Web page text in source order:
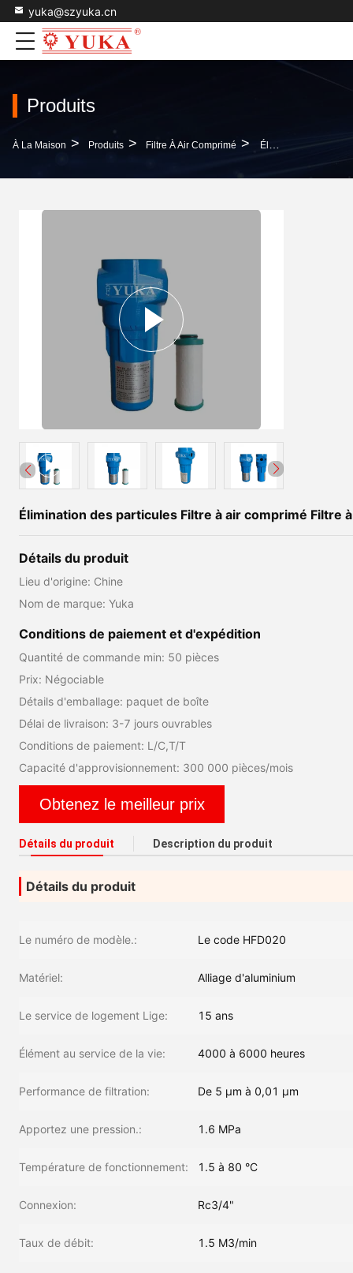
yuka@szyuka.cn
Produits
À La Maison > Produits > Filtre À Air Comprimé > Élimination Des Particules Filtre À Air Comprimé Filtre À Particules
Élimination des particules Filtre à air comprimé Filtre
Détails du produit
Lieu d'origine: Chine
Nom de marque: Yuka
Conditions de paiement et d'expédition
Quantité de commande min: 50 pièces
Prix: Négociable
Détails d'emballage: paquet de boîte
Délai de livraison: 3-7 jours ouvrables
Conditions de paiement: L/C,T/T
Capacité d'approvisionnement: 300 000 pièces/mois
Obtenez le meilleur prix
Détails du produit Description du produit
Détails du produit
Le numéro de modèle.: Le code HFD020
Matériel: Alliage d'aluminium
Le service de logement Lige: 15 ans
Élément au service de la vie: 4000 à 6000 heures
Performance de filtration: De 5 μm à 0,01 μm
Apportez une pression.: 1.6 MPa
Température de fonctionnement: 1.5 à 80 °C
Connexion: Rc3/4"
Taux de débit: 1.5 M3/min